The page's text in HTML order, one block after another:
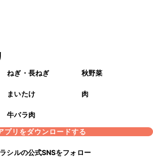
ねぎ・長ねぎ 秋野菜
まいたけ 肉
牛バラ肉
プリをダウンロードする
シルの公式SNSをフォロー